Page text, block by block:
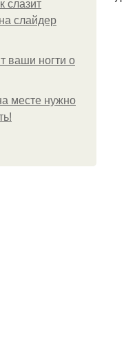
слазит
слайдер
ваши ногти о
месте нужно